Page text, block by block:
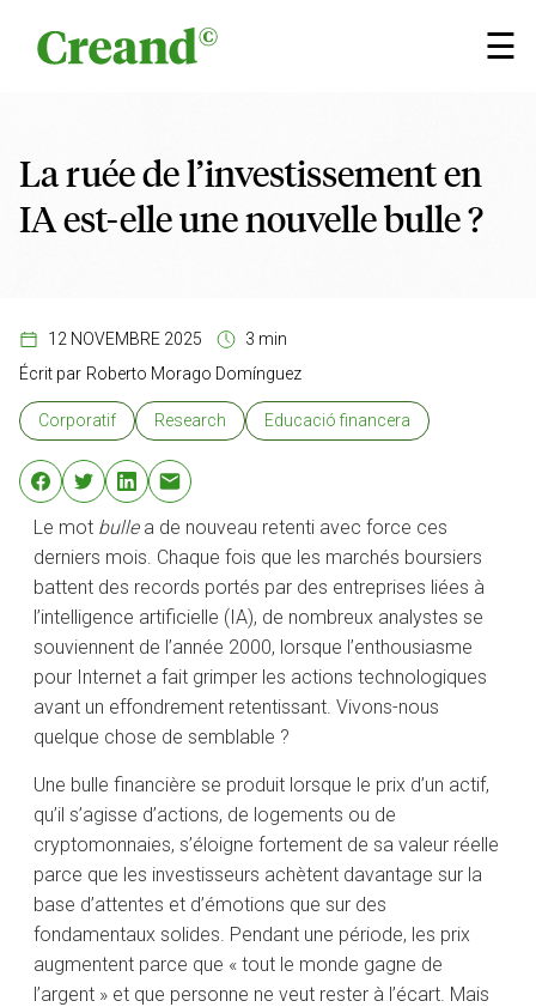
☰
×
La ruée de l’investissement en
IA est-elle une nouvelle bulle ?
12 NOVEMBRE 2025
3 min
Écrit par Roberto Morago Domínguez
Corporatif Research Educació financera
Le mot bullea de nouveau retenti avec force ces
derniers mois. Chaque fois que les marchés boursiers
battent des records portés par des entreprises liées à
l’intelligence artificielle (IA), de nombreux analystes se
souviennent de l’année 2000, lorsque l’enthousiasme
pour Internet a fait grimper les actions technologiques
avant un effondrement retentissant. Vivons-nous
quelque chose de semblable ?
Une bulle financière se produit lorsque le prix d’un actif,
qu’il s’agisse d’actions, de logements ou de
cryptomonnaies, s’éloigne fortement de sa valeur réelle
parce que les investisseurs achètent davantage sur la
base d’attentes et d’émotions que sur des
fondamentaux solides. Pendant une période, les prix
augmentent parce que « tout le monde gagne de
l’argent » et que personne ne veut rester à l’écart. Mais